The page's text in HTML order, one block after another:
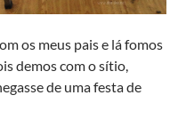
os meus pais e lá fomos
demos com o sí­tio,
de uma festa de